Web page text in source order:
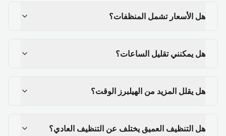
هل الأسعار تشمل المنظفات؟
هل يمكنني تقليل الساعات؟
هل يقلل المزيد من الهيلبرز الوقت؟
هل التنظيف العميق يختلف عن التنظيف العادي؟